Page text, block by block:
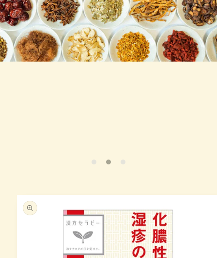
跳至产
品信息